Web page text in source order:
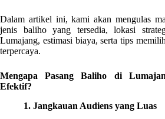
Dalam artikel ini, kami akan mengulas
jenis baliho yang tersedia, lokasi
Lumajang, estimasi biaya, serta tips
terpercaya.
Mengapa Pasang Baliho di
Efektif?
1. Jangkauan Audiens yang Luas